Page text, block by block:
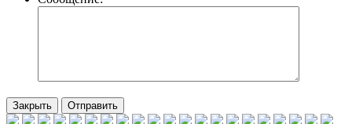
Закрыть Отправить